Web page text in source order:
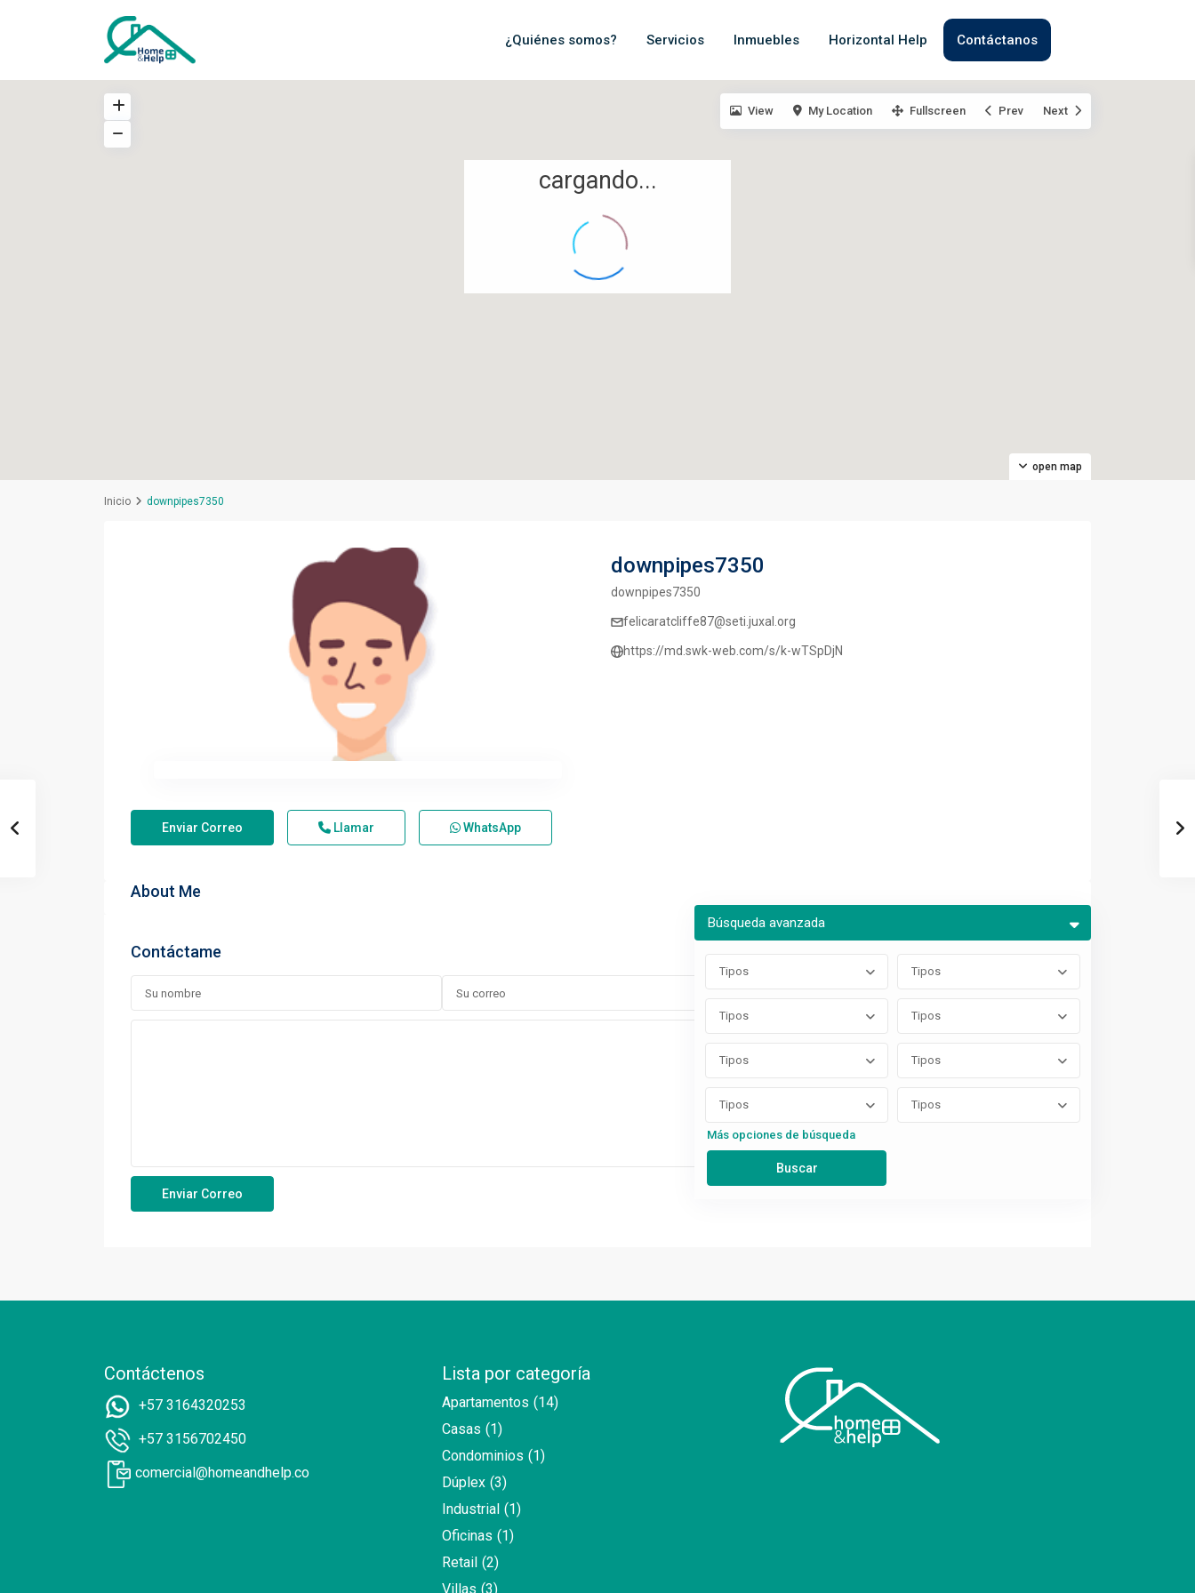
¿Quiénes somos? Servicios Inmuebles Horizontal Help Contáctanos
cargando...
open map
View My Location Fullscreen Prev Next
Búsqueda avanzada
Tipos Tipos
Tipos Tipos
Tipos Tipos
Tipos Tipos
Más opciones de búsqueda
Inicio downpipes7350
downpipes7350
downpipes7350
felicaratcliffe87@seti.juxal.org
https://md.swk-web.com/s/k-wTSpDjN
Enviar Correo Llamar WhatsApp
About Me
Contáctame
Contáctenos
+57 3164320253
+57 3156702450
comercial@homeandhelp.co
Lista por categoría
Apartamentos (14)
Casas (1)
Condominios (1)
Dúplex (3)
Industrial (1)
Oficinas (1)
Retail (2)
Villas (3)